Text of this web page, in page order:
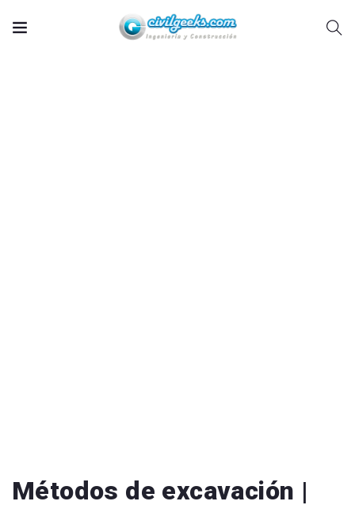
Métodos de excavación |